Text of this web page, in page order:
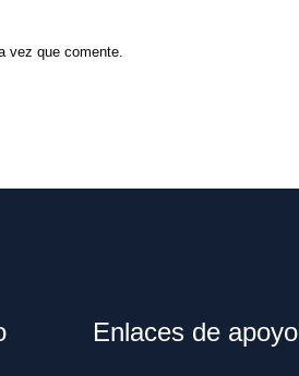
vez que comente.
Enlaces de apoyo